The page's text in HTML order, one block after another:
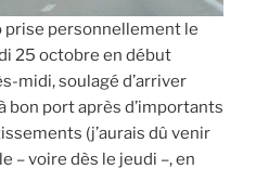
prise personnellement le
25 octobre en début
midi, soulagé d’arriver
bon port après d’importants
(j’aurais dû venir
– voire dès le jeudi –, en